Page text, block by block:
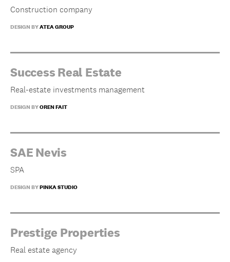
Construction company
DESIGN BYATEA GROUP
Success Real Estate
Real-estate investments management
DESIGN BYOREN FAIT
SAE Nevis
SPA
DESIGN BYPINKA STUDIO
Prestige Properties
Real estate agency